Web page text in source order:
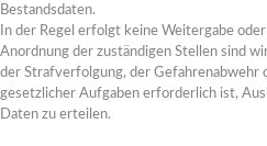
Bestandsdaten.
In der Regel erfolgt keine Weitergabe
Anordnung der zuständigen Stellen sind
der Strafverfolgung, der Gefahrenabwehr
gesetzlicher Aufgaben erforderlich ist,
Daten zu erteilen.